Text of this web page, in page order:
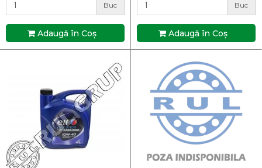
Buc
Adaugă în Coş
Buc
Adaugă în Coş